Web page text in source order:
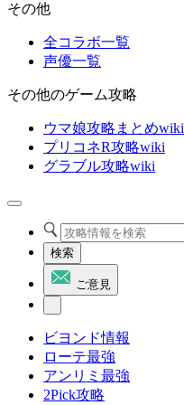
その他
全コラボ一覧
声優一覧
その他のゲーム攻略
ウマ娘攻略まとめwiki
プリコネR攻略wiki
グラブル攻略wiki
検索
ご意見
ビヨンド情報
ローテ最強
アンリミ最強
2Pick攻略